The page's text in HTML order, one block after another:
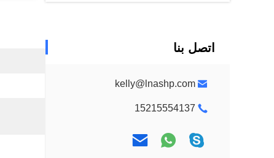
اتصل بنا
kelly@lnashp.com
15215554137